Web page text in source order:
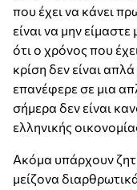
που έχει να κάνει
είναι να μην
ότι ο χρόνος που
κρίση δεν είναι
επανέφερε σε μια
σήμερα δεν είναι
ελληνικής
Ακόμα υπάρχουν
μείζονα